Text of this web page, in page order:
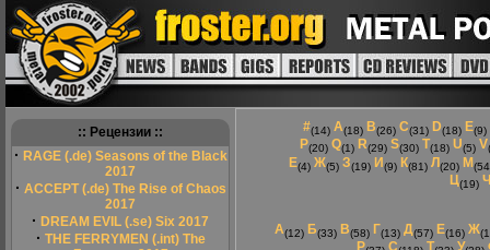
:: Рецензии ::
· RAGE (.de) Seasons of the Black
2017
· ACCEPT (.de) The Rise of Chaos
2017
· DREAM EVIL (.se) Six 2017
· THE FERRYMEN (.int) The
#(14) A(18) B(26) C(31) D(18) E(9)
P(20) Q(1) R(29) S(30) T(18) U(5) V
Е(4) Ж(5) З(19) И(9) К(81) Л(20) М
Ц(19) Ч
А(12) Б(33) В(58) Г(13) Д(57) Е(16) Ж
Р С Т У